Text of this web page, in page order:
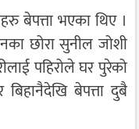
बेपत्ता भएका थिए ।
छोरा सुनील जोशी
पहिरोले घर पुरेको
बेपत्ता दुबै